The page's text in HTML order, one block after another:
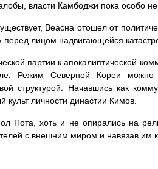
власти Камбоджи пока особо
Веасна отошел от
перед лицом надвигающейся
партии к апокалиптической
Режим Северной Кореи можно
структурой. Начавшись как
культ личности династии Кимов.
Пота, хоть и не опирались на
с внешним миром и навязав им